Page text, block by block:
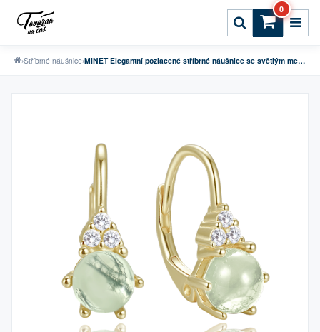
0
›Stříbrné náušnice› MINET Elegantní pozlacené stříbrné náušnice se světlým mechovým achátem a zirkony